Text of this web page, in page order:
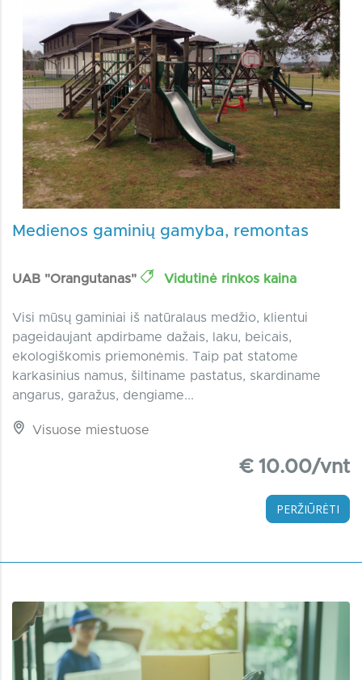
Medienos gaminių gamyba, remontas
UAB "Orangutanas" Vidutinė rinkos kaina
Visi mūsų gaminiai iš natūralaus medžio, klientui
pageidaujant apdirbame dažais, laku, beicais,
ekologiškomis priemonėmis. Taip pat statome
karkasinius namus, šiltiname pastatus, skardiname
angarus, garažus, dengiame...
Visuose miestuose
€ 10.00/vnt
PERŽIŪRĖTI